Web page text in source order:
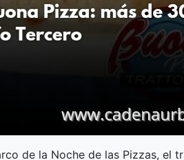
de la Noche de las Pizzas, el